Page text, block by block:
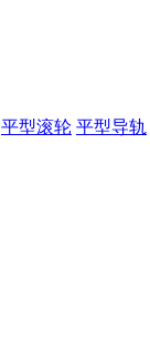
平型滚轮 平型导轨